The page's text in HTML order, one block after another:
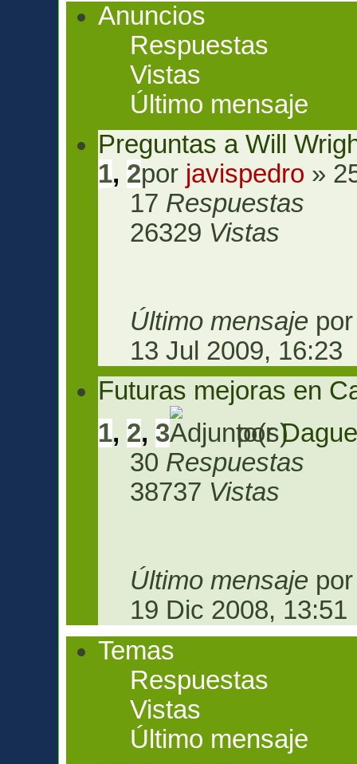
Anuncios
Respuestas
Vistas
Último mensaje
Preguntas a Will
1, 2por javispedro »
17 Respuestas
26329 Vistas
Último mensaje
13 Jul 2009, 16:23
Futuras mejoras en
1, 2, 3 por
30 Respuestas
38737 Vistas
Último mensaje
19 Dic 2008, 13:51
Temas
Respuestas
Vistas
Último mensaje